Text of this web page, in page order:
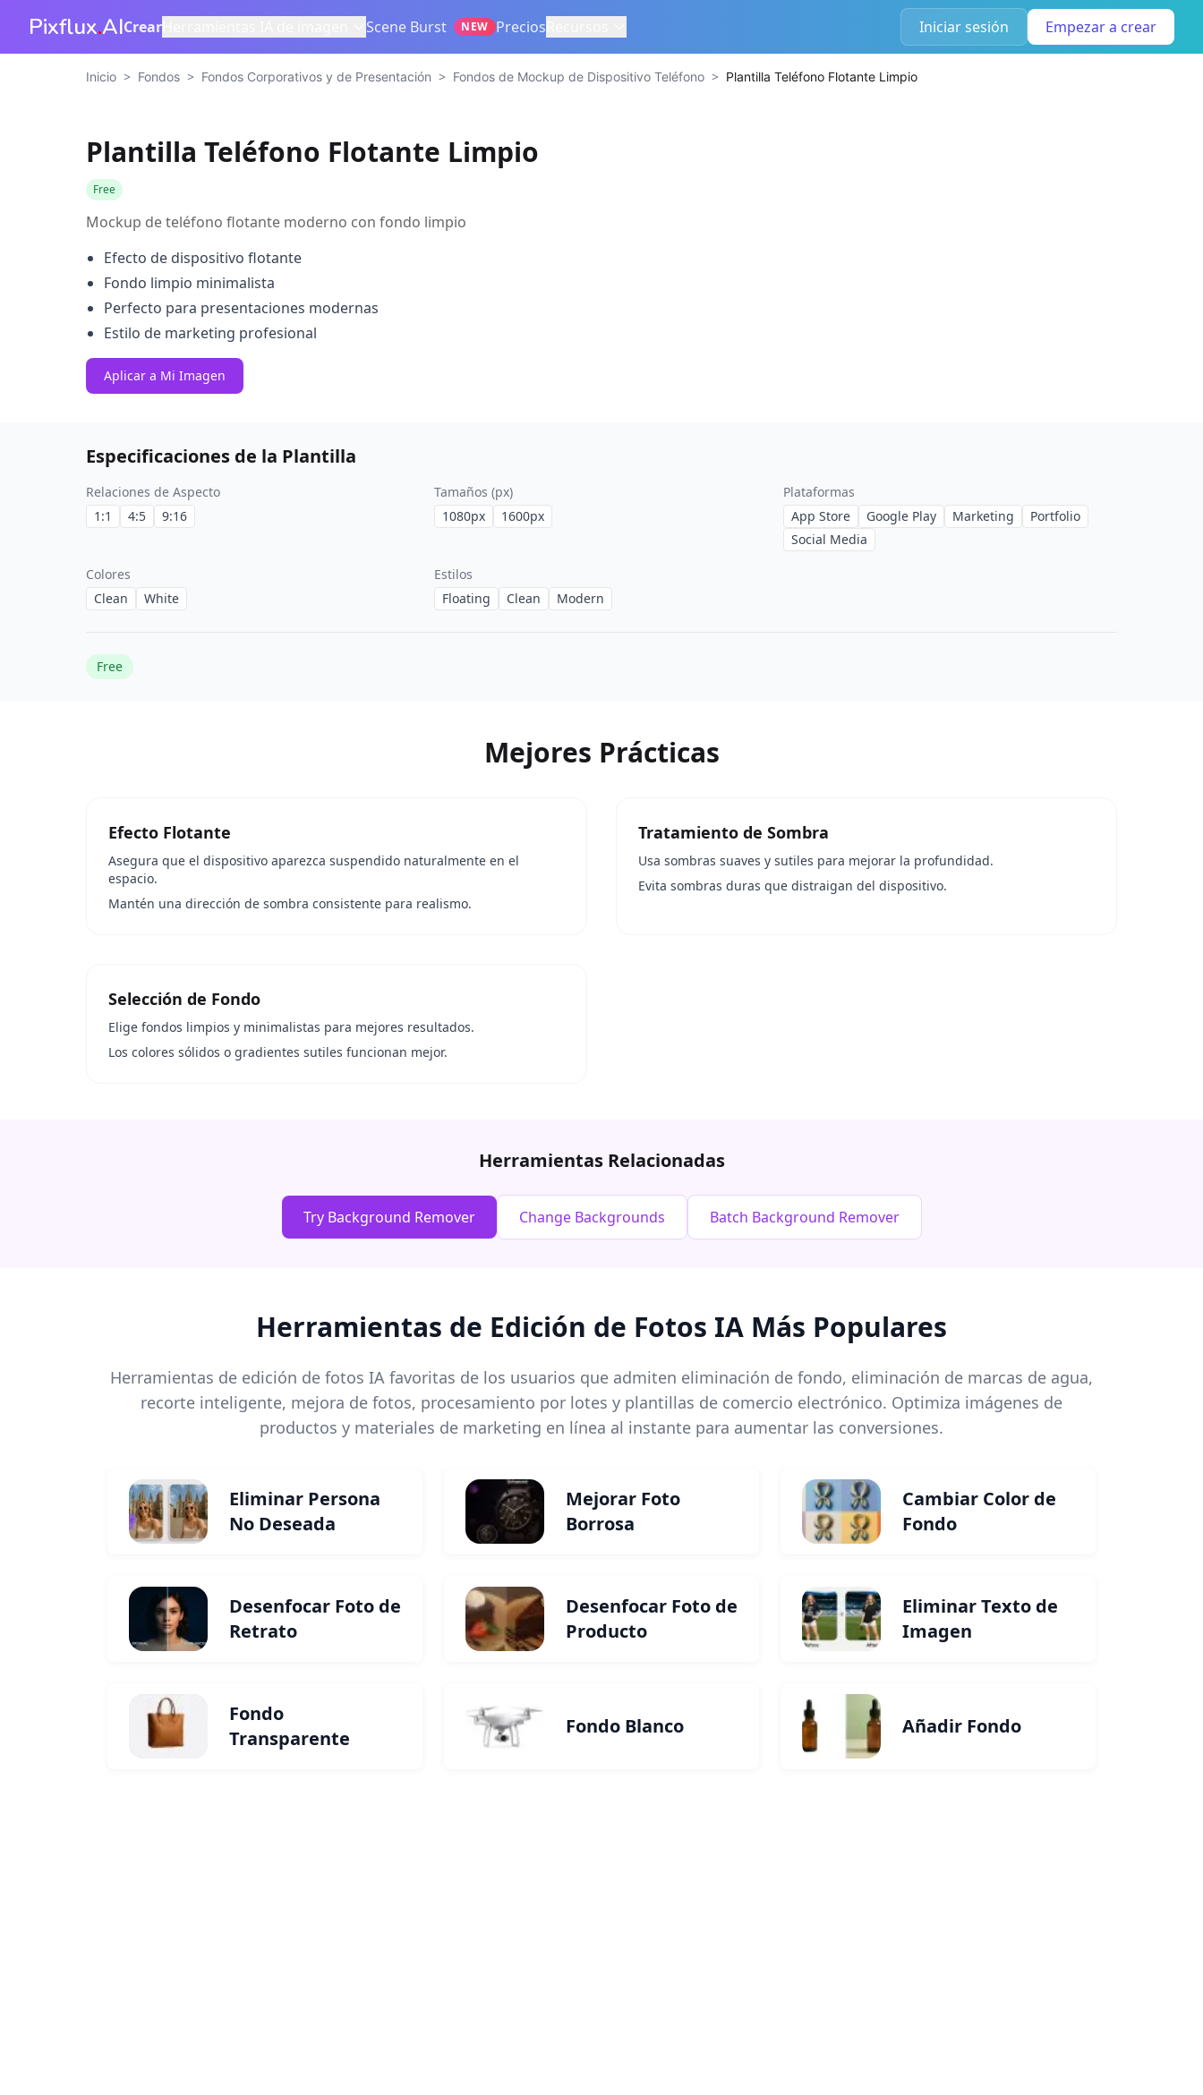
Pixflux.AICrear Scene Burst NEW Precios Iniciar sesión Empezar a crear
Inicio > Fondos > Fondos Corporativos y de Presentación > Fondos de Mockup de Dispositivo Teléfono > Plantilla Teléfono Flotante Limpio
Plantilla Teléfono Flotante Limpio
Free
Mockup de teléfono flotante moderno con fondo limpio
Efecto de dispositivo flotante
Fondo limpio minimalista
Perfecto para presentaciones modernas
Estilo de marketing profesional
Aplicar a Mi Imagen
Especificaciones de la Plantilla
Relaciones de Aspecto
1:1
4:5 9:16
Tamaños (px)
1080px 1600px
Plataformas
App Store
Google Play Marketing
Portfolio
Social Media
Colores
Clean
White
Estilos
Floating
Clean Modern
Free
Mejores Prácticas
Efecto Flotante
Asegura que el dispositivo aparezca suspendido naturalmente en el
espacio.
Mantén una dirección de sombra consistente para realismo.
Tratamiento de Sombra
Usa sombras suaves y sutiles para mejorar la profundidad.
Evita sombras duras que distraigan del dispositivo.
Selección de Fondo
Elige fondos limpios y minimalistas para mejores resultados.
Los colores sólidos o gradientes sutiles funcionan mejor.
Herramientas Relacionadas
Try Background Remover Change Backgrounds Batch Background Remover
Herramientas de Edición de Fotos IA Más Populares
Herramientas de edición de fotos IA favoritas de los usuarios que admiten eliminación de fondo, eliminación de marcas de agua,
recorte inteligente, mejora de fotos, procesamiento por lotes y plantillas de comercio electrónico. Optimiza imágenes de
productos y materiales de marketing en línea al instante para aumentar las conversiones.
Eliminar Persona
No Deseada
Mejorar Foto
Borrosa
Cambiar Color de
Fondo
Desenfocar Foto de
Retrato
Desenfocar Foto de
Producto
Eliminar Texto de
Imagen
Fondo
Transparente
Fondo Blanco Añadir Fondo